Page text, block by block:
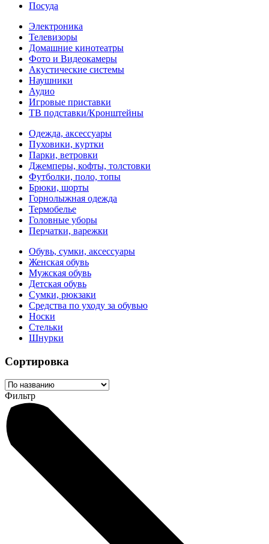
Посуда
Электроника
Телевизоры
Домашние кинотеатры
Фото и Видеокамеры
Акустические системы
Наушники
Аудио
Игровые приставки
ТВ подставки/Кронштейны
Одежда, аксессуары
Пуховики, куртки
Парки, ветровки
Джемперы, кофты, толстовки
Футболки, поло, топы
Брюки, шорты
Горнолыжная одежда
Термобелье
Головные уборы
Перчатки, варежки
Обувь, сумки, аксессуары
Женская обувь
Мужская обувь
Детская обувь
Сумки, рюкзаки
Средства по уходу за обувью
Носки
Стельки
Шнурки
Сортировка
Фильтр